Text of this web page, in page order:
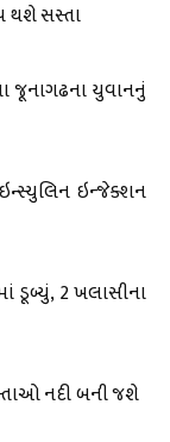
થશે સસ્તા
જૂનાગઢના યુવાનનું
ઇન્જેક્શન
ડૂબ્યું, 2 ખલાસીના
નદી બની જશે